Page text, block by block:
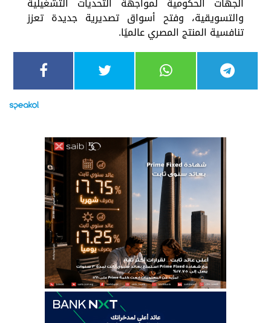
والتسويقية، وفتح أسواق تصديرية جديدة تعزز
تنافسية المنتج المصري عالميًا.